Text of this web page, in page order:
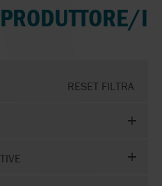
I
RESET FILTRA